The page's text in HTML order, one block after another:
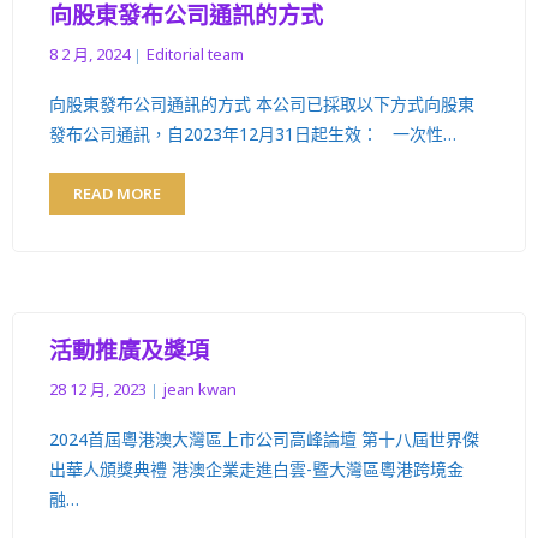
向股東發布公司通訊的方式
8 2 月, 2024 Editorial team
向股東發布公司通訊的方式 本公司已採取以下方式向股東
發布公司通訊，自2023年12月31日起生效： 一次性…
READ MORE
活動推廣及獎項
28 12 月, 2023 jean kwan
2024首屆粵港澳大灣區上市公司高峰論壇 第十八屆世界傑
出華人頒獎典禮 港澳企業走進白雲-暨大灣區粵港跨境金
融…